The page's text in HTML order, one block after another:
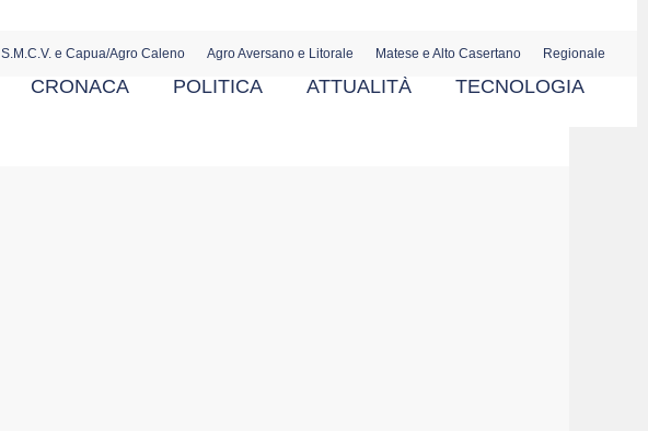
S.M.C.V. e Capua/Agro Caleno Agro Aversano e Litorale Matese e Alto Casertano Regionale
CRONACA POLITICA ATTUALITÀ TECNOLOGIA